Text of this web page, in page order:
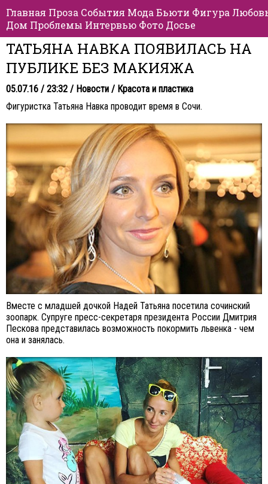
Главная Проза События Мода Бьюти Фигура
Дом Проблемы Интервью Фото Досье
ТАТЬЯНА НАВКА ПОЯВИЛАСЬ НА
ПУБЛИКЕ БЕЗ МАКИЯЖА
05.07.16 / 23:32 / Новости / Красота и пластика
Фигуристка Татьяна Навка проводит время в Сочи.
Вместе с младшей дочкой Надей Татьяна посетила сочинский
зоопарк. Супруге пресс-секретаря президента России Дмитрия
Пескова представилась возможность покормить львенка - чем
она и занялась.